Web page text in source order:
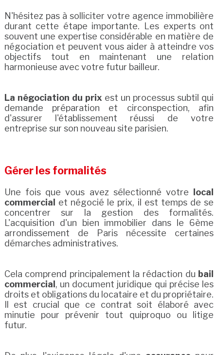
N'hésitez pas à solliciter votre agence immobilière
durant cette étape importante. Les experts ont
souvent une expertise considérable en matière de
négociation et peuvent vous aider à atteindre vos
objectifs tout en maintenant une relation
harmonieuse avec votre futur bailleur.
La négociation du prixest un processus subtil qui
demande préparation et circonspection, afin
d'assurer l'établissement réussi de votre
entreprise sur son nouveau site parisien.
Gérer les formalités
Une fois que vous avez sélectionné votre
local
commercial
et négocié le prix, il est temps de se
concentrer sur la gestion des formalités.
L'acquisition d'un bien immobilier dans le 6ème
arrondissement de Paris nécessite certaines
démarches administratives.
Cela comprend principalement la rédaction du bail
commercial , un document juridique qui précise les
droits et obligations du locataire et du propriétaire.
Il est crucial que ce contrat soit élaboré avec
minutie pour prévenir tout quiproquo ou litige
futur.